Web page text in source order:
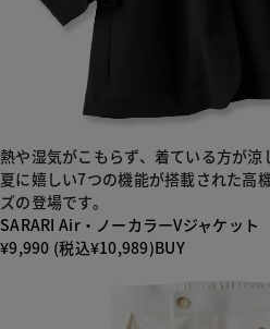
熱や湿気がこもらず、着ている方が涼
夏に嬉しい7つの機能が搭載された高
ズの登場です。
SARARI Air・ノーカラーVジャケット
¥9,990 (税込¥10,989)BUY